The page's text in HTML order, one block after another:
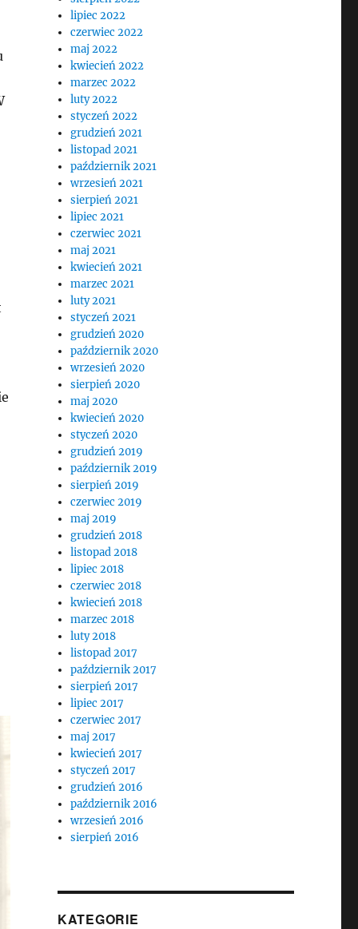
lipiec 2022
czerwiec 2022
maj 2022
kwiecień 2022
marzec 2022
luty 2022
styczeń 2022
grudzień 2021
listopad 2021
październik 2021
wrzesień 2021
sierpień 2021
lipiec 2021
czerwiec 2021
maj 2021
kwiecień 2021
marzec 2021
luty 2021
styczeń 2021
grudzień 2020
październik 2020
wrzesień 2020
sierpień 2020
maj 2020
kwiecień 2020
styczeń 2020
grudzień 2019
październik 2019
sierpień 2019
czerwiec 2019
maj 2019
grudzień 2018
listopad 2018
lipiec 2018
czerwiec 2018
kwiecień 2018
marzec 2018
luty 2018
listopad 2017
październik 2017
sierpień 2017
lipiec 2017
czerwiec 2017
maj 2017
kwiecień 2017
styczeń 2017
grudzień 2016
październik 2016
wrzesień 2016
sierpień 2016
KATEGORIE